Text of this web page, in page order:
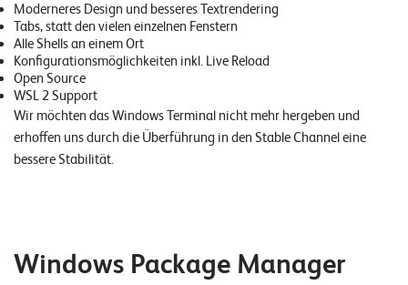
Moderneres Design und besseres Textrendering
Tabs, statt den vielen einzelnen Fenstern
Alle Shells an einem Ort
Konfigurationsmöglichkeiten inkl. Live Reload
Open Source
WSL 2 Support
Wir möchten das Windows Terminal nicht mehr hergeben und
erhoffen uns durch die Überführung in den Stable Channel eine
bessere Stabilität.
Windows Package Manager